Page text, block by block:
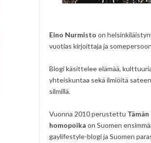
Eino Nurmisto on
vuotias kirjoittaja ja
Blogi käsittelee elämää,
yhteiskuntaa sekä ilmiöitä
silmillä.
Vuonna 2010 perustettu Tämän
homopoika on Suomen
gaylifestyle-blogi ja Suomen